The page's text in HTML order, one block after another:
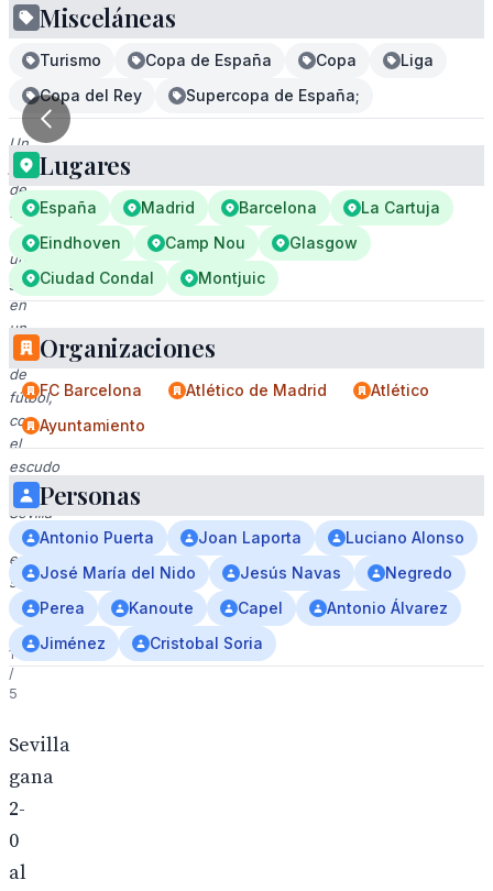
Un
jugador
de
fútbol
celebrando
un
gol
en
un
partido
de
fútbol,
con
el
escudo
del
Sevilla
FC
en
su
camiseta.
1
/
5
Sevilla
gana
2-
0
al
Misceláneas
Turismo Copa de España Copa
Liga
Copa del Rey
Supercopa de España;
Lugares
España Madrid Barcelona
La Cartuja
Eindhoven
Camp Nou
Glasgow
Ciudad Condal
Montjuic
Organizaciones
FC Barcelona Atlético de Madrid
Atlético
Ayuntamiento
Personas
Antonio Puerta Joan Laporta
Luciano Alonso
José María del Nido
Jesús Navas
Negredo
Perea
Kanoute Capel
Antonio Álvarez
Jiménez
Cristobal Soria